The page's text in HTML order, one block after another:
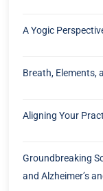
A Yogic
Breath, Elements,
Aligning Your
Groundbreaking
and Alzheimer’s